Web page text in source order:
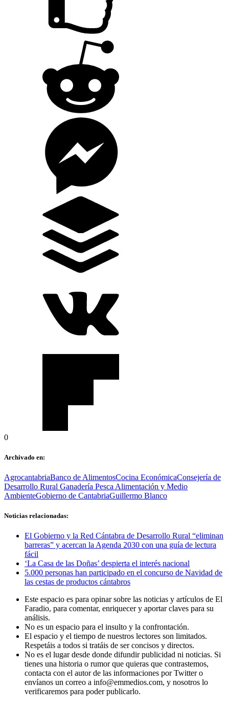
0
Archivado en:
AgrocantabriaBanco de AlimentosCocina EconómicaConsejería de
Desarrollo Rural Ganadería Pesca Alimentación y Medio
AmbienteGobierno de CantabriaGuillermo Blanco
Noticias relacionadas:
El Gobierno y la Red Cántabra de Desarrollo Rural “eliminan
barreras” y acercan la Agenda 2030 con una guía de lectura
fácil
‘La Casa de las Doñas’ despierta el interés nacional
5.000 personas han participado en el concurso de Navidad de
las cestas de productos cántabros
Este espacio es para opinar sobre las noticias y artículos de El
Faradio, para comentar, enriquecer y aportar claves para su
análisis.
No es un espacio para el insulto y la confrontación.
El espacio y el tiempo de nuestros lectores son limitados.
Respetáis a todos si tratáis de ser concisos y directos.
No es el lugar desde donde difundir publicidad ni noticias. Si
tienes una historia o rumor que quieras que contrastemos,
contacta con el autor de las informaciones por Twitter o
envíanos un correo a info@emmedios.com, y nosotros lo
verificaremos para poder publicarlo.